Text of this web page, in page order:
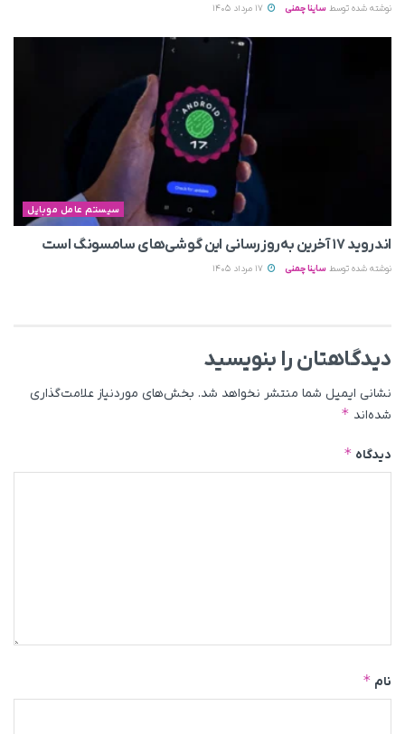
نوشته شده توسط ساینا چمنی
سیستم عامل موبایل
اندروید ۱۷ آخرین به‌روزرسانی این گوشی‌های سامسونگ است
نوشته شده توسط ساینا چمنی
دیدگاهتان را بنویسید
نشانی ایمیل شما منتشر نخواهد شد. بخش‌های موردنیاز علامت‌گذاری
شده‌اند *
دیدگاه *
نام *